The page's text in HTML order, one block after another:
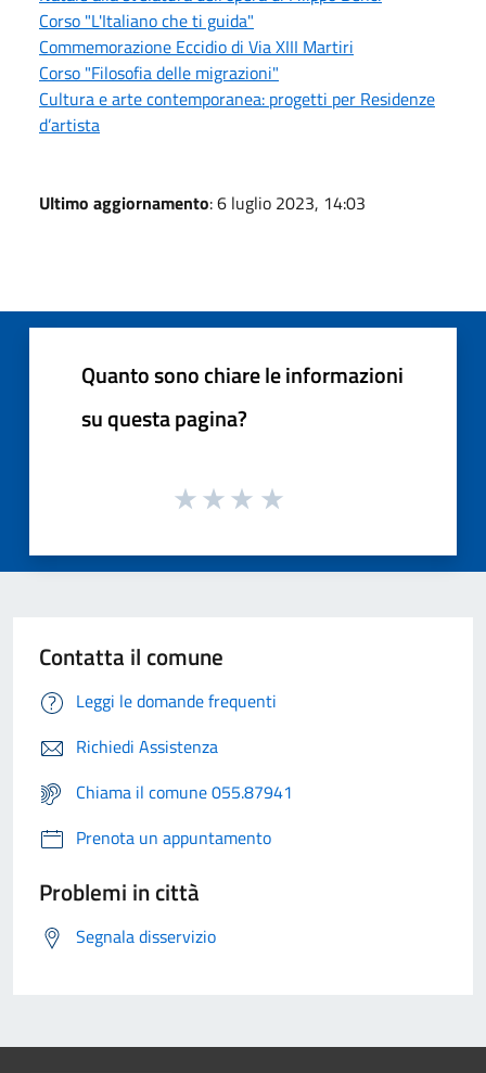
Corso "L'Italiano che ti guida"
Commemorazione Eccidio di Via XIII Martiri
Corso "Filosofia delle migrazioni"
Cultura e arte contemporanea: progetti per Residenze
d’artista
Ultimo aggiornamento: 6 luglio 2023, 14:03
Quanto sono chiare le informazioni
su questa pagina?
Contatta il comune
Leggi le domande frequenti
Richiedi Assistenza
Chiama il comune 055.87941
Prenota un appuntamento
Problemi in città
Segnala disservizio